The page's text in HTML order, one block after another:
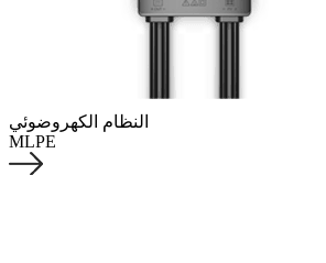
النظام الكهروضوئي
MLPE